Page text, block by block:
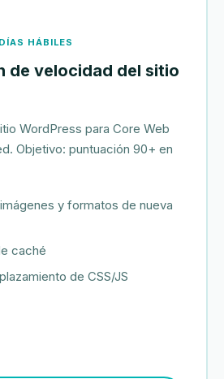
HÁBILES
de velocidad del sitio
WordPress para Core Web
Objetivo: puntuación 90+ en
y formatos de nueva
caché
de CSS/JS